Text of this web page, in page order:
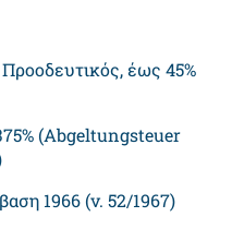
Προοδευτικός, έως 45%
(Abgeltungsteuer
1966 (ν. 52/1967)